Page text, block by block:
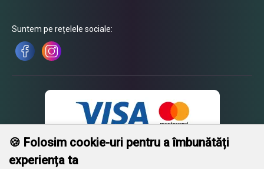
Suntem pe rețelele sociale:
🍪 Folosim cookie-uri pentru a îmbunătăți
experiența ta